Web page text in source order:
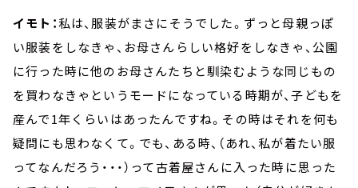
イモト：私は、服装がまさにそうでした。ずっと母親っぽ
い服装をしなきゃ、お母さんらしい格好をしなきゃ、公園
に行った時に他のお母さんたちと馴染むような同じもの
を買わなきゃというモードになっている時期が、子どもを
産んで1年くらいはあったんですね。その時はそれを何も
疑問にも思わなくて。でも、ある時、（あれ、私が着たい服
ってなんだろう・・・）って古着屋さんに入った時に思った